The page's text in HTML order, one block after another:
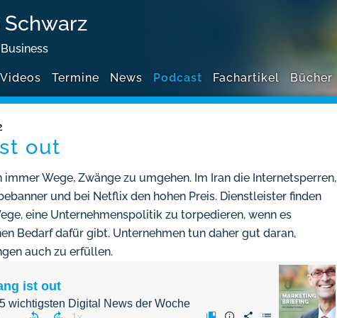
Schwarz
Videos Termine News Podcast Fachartikel Bücher
out
immer Wege, Zwänge zu umgehen. Im Iran die Internetsperren,
und bei Netflix den hohen Preis. Dienstleister finden
eine Unternehmenspolitik zu torpedieren, wenn es
Bedarf dafür gibt. Unternehmen tun daher gut daran,
auch zu erfüllen.